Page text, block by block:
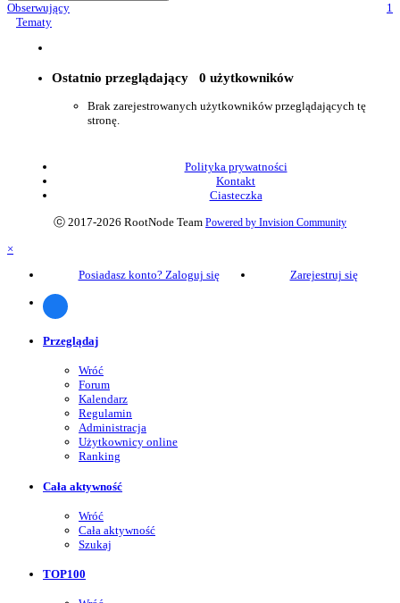
Obserwujący
1
Tematy
Ostatnio przeglądający 0 użytkowników
Brak zarejestrowanych użytkowników przeglądających tę
stronę.
Polityka prywatności
Kontakt
Ciasteczka
ⓒ 2017-2026 RootNode Team Powered by Invision Community
×
Posiadasz konto? Zaloguj się
Zarejestruj się
Przeglądaj
Wróć
Forum
Kalendarz
Regulamin
Administracja
Użytkownicy online
Ranking
Cała aktywność
Wróć
Cała aktywność
Szukaj
TOP100